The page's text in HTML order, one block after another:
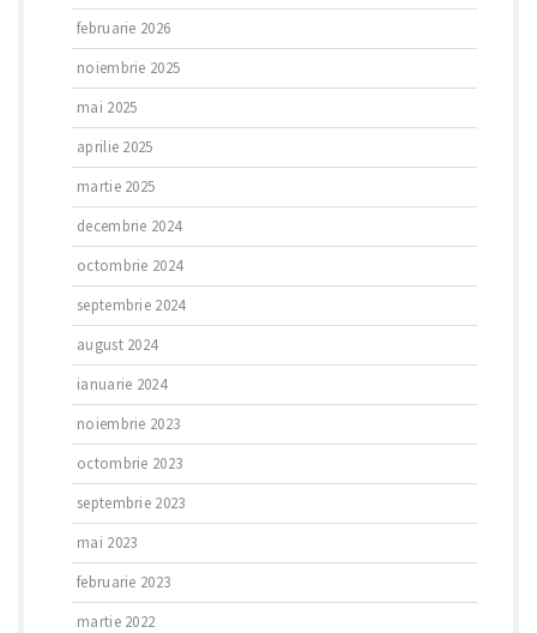
februarie 2026
noiembrie 2025
mai 2025
aprilie 2025
martie 2025
decembrie 2024
octombrie 2024
septembrie 2024
august 2024
ianuarie 2024
noiembrie 2023
octombrie 2023
septembrie 2023
mai 2023
februarie 2023
martie 2022